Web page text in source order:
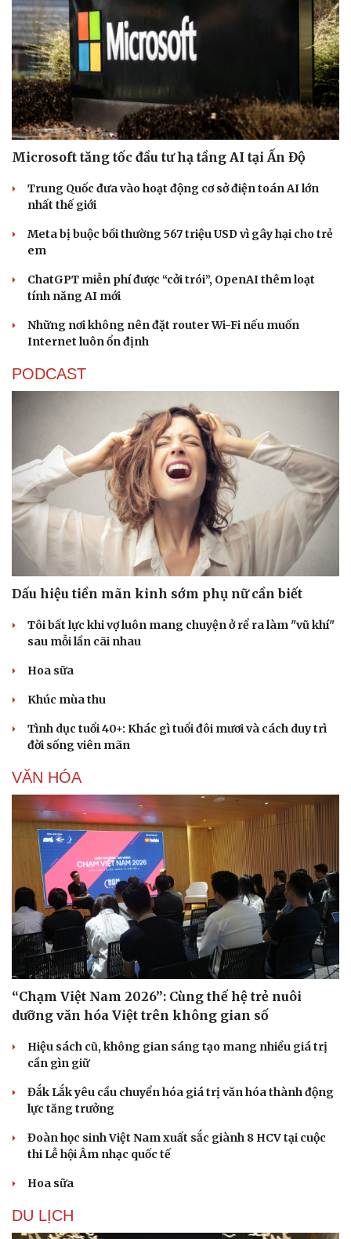
Văn hóa
Văn học
Âm nhạc
Di sản
Thời trang
Sao Việt
Microsoft tăng tốc đầu tư hạ tầng AI tại Ấn Độ
Trung Quốc đưa vào hoạt động cơ sở điện toán AI lớn
nhất thế giới
Meta bị buộc bồi thường 567 triệu USD vì gây hại cho trẻ
em
ChatGPT miễn phí được “cởi trói”, OpenAI thêm loạt
tính năng AI mới
Những nơi không nên đặt router Wi-Fi nếu muốn
Internet luôn ổn định
PODCAST
Dấu hiệu tiền mãn kinh sớm phụ nữ cần biết
Tôi bất lực khi vợ luôn mang chuyện ở rể ra làm "vũ khí"
sau mỗi lần cãi nhau
Hoa sữa
Khúc mùa thu
Tình dục tuổi 40+: Khác gì tuổi đôi mươi và cách duy trì
đời sống viên mãn
VĂN HÓA
“Chạm Việt Nam 2026”: Cùng thế hệ trẻ nuôi
dưỡng văn hóa Việt trên không gian số
Hiệu sách cũ, không gian sáng tạo mang nhiều giá trị
cần gìn giữ
Đắk Lắk yêu cầu chuyển hóa giá trị văn hóa thành động
lực tăng trưởng
Đoàn học sinh Việt Nam xuất sắc giành 8 HCV tại cuộc
thi Lễ hội Âm nhạc quốc tế
Hoa sữa
DU LỊCH